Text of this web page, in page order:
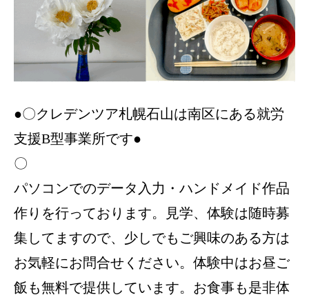
●〇クレデンツア札幌石山は南区にある就労
支援B型事業所です●
〇
パソコンでのデータ入力・ハンドメイド作品
作りを行っております。見学、体験は随時募
集してますので、少しでもご興味のある方は
お気軽にお問合せください。体験中はお昼ご
飯も無料で提供しています。お食事も是非体